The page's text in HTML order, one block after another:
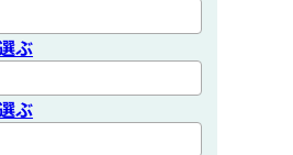
ぶ
ぶ